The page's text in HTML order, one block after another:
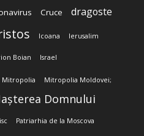
Cruce dragoste
Icoana Ierusalim
Boian Israel
Mitropolia Mitropolia Moldovei;
Domnului
Patriarhia de la Moscova